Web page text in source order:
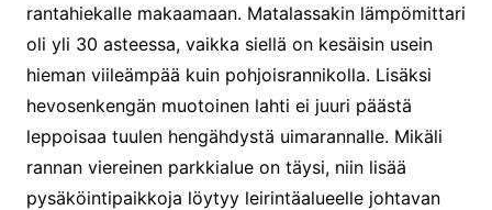
rantahiekalle makaamaan. Matalassakin lämpömittari
oli yli 30 asteessa, vaikka siellä on kesäisin usein
hieman viileämpää kuin pohjoisrannikolla. Lisäksi
hevosenkengän muotoinen lahti ei juuri päästä
leppoisaa tuulen hengähdystä uimarannalle. Mikäli
rannan viereinen parkkialue on täysi, niin lisää
pysäköintipaikkoja löytyy leirintäalueelle johtavan